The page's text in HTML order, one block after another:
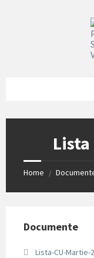
Lista
Home /
Documente
Lista-CU-Martie-